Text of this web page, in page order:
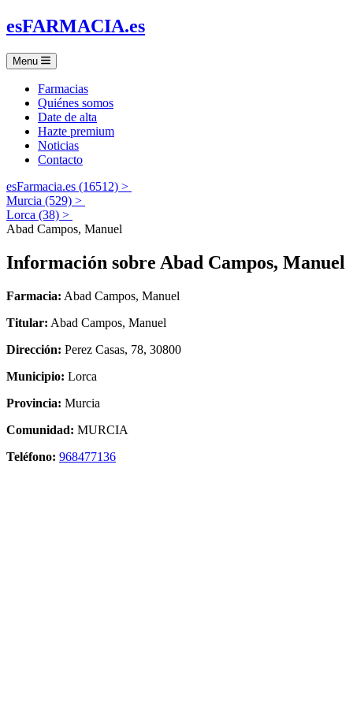
esFARMACIA.es
Menu
Farmacias
Quiénes somos
Date de alta
Hazte premium
Noticias
Contacto
esFarmacia.es (16512) >
Murcia (529) >
Lorca (38) >
Abad Campos, Manuel
Información sobre Abad Campos, Manuel
Farmacia: Abad Campos, Manuel
Titular: Abad Campos, Manuel
Dirección: Perez Casas, 78, 30800
Municipio: Lorca
Provincia: Murcia
Comunidad: MURCIA
Teléfono: 968477136